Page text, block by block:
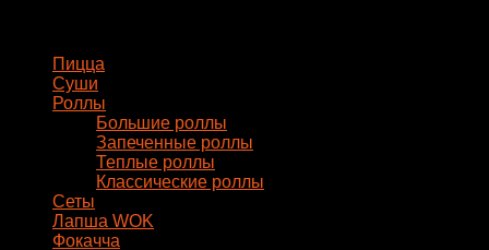
Пицца
Суши
Роллы
Большие роллы
Запеченные роллы
Теплые роллы
Классические роллы
Сеты
Лапша WOK
Фокачча